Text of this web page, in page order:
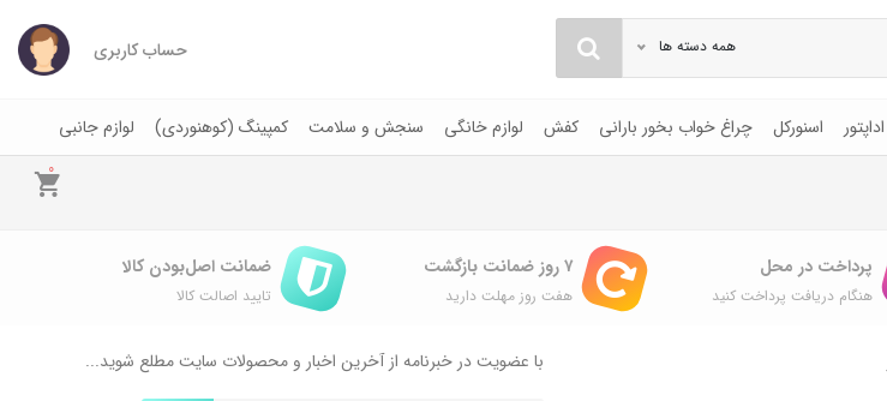
همه دسته ها حساب کاربری
اداپتور اسنورکل چراغ خواب بخور بارانی کفش لوازم خانگی سنجش و سلامت کمپینگ (کوهنوردی) لوازم جانبی
0
پرداخت در محل
هنگام دریافت پرداخت کنید
۷ روز ضمانت بازگشت
هفت روز مهلت دارید
ضمانت اصل‌بودن کالا
تایید اصالت کالا
با عضویت در خبرنامه از آخرین اخبار و محصولات سایت مطلع شوید...